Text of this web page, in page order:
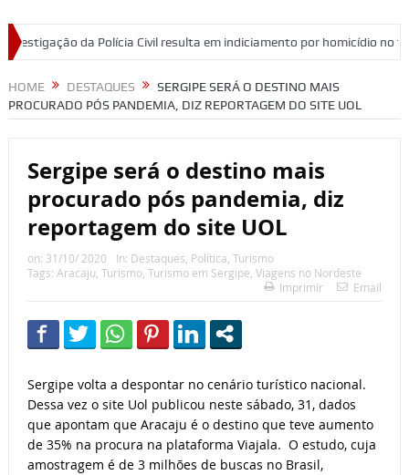
Civil resulta em indiciamento por homicídio no trânsito em Itabaiana
HOME DESTAQUES
SERGIPE SERÁ O DESTINO MAIS
PROCURADO PÓS PANDEMIA, DIZ REPORTAGEM DO SITE UOL
Sergipe será o destino mais
procurado pós pandemia, diz
reportagem do site UOL
on: 31/10/ 2020 In: Destaques, Política, Turismo
Tags: Aracaju, Turismo, Turismo em Sergipe, Viagens no Nordeste
Imprimir
Email
Sergipe volta a despontar no cenário turístico nacional.
Dessa vez o site Uol publicou neste sábado, 31, dados
que apontam que Aracaju é o destino que teve aumento
de 35% na procura na plataforma Viajala. O estudo, cuja
amostragem é de 3 milhões de buscas no Brasil,